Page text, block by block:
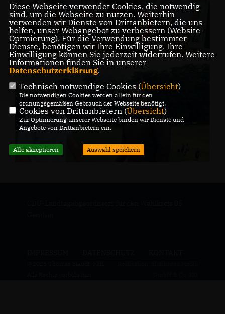
Diese Webseite verwendet Cookies, die notwendig
sind, um die Webseite zu nutzen. Weiterhin
verwenden wir Dienste von Drittanbietern, die uns
helfen, unser Webangebot zu verbessern (Website-
Optmierung). Für die Verwendung bestimmter
Dienste, benötigen wir Ihre Einwilligung. Ihre
Einwilligung können Sie jederzeit widerrufen. Weitere
Informationen finden Sie in unserer
Datenschutzerklärung.
Technisch notwendige Cookies (Übersicht)
Die notwendigen Cookies werden allein für den
ordnungsgemäßen Gebrauch der Webseite benötigt.
Cookies von Drittanbietern (Übersicht)
Zur Optimierung unserer Webseite binden wir Dienste und
Angebote von Drittanbietern ein.
Alle akzeptieren Auswahl speichern